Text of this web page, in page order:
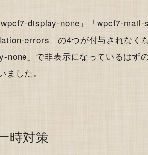
display-none」「wpcf7-
errors」の4つが付与されなく
none」で非表示になっているはず
した。
時対策